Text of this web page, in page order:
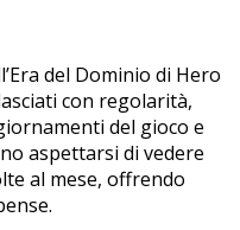
del Dominio di Hero
con regolarità,
del gioco e
aspettarsi di vedere
al mese, offrendo